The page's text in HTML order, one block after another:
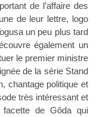
de l’affaire des
de leur lettre, logo
un peu plus tard
également un
le premier ministre
de la série Stand
chantage politique et
très intéressant et
facette de Gôda qui